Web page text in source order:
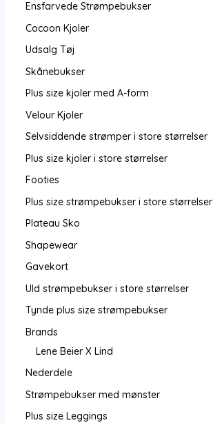
Ensfarvede Strømpebukser
Cocoon Kjoler
Udsalg Tøj
Skånebukser
Plus size kjoler med A-form
Velour Kjoler
Selvsiddende strømper i store størrelser
Plus size kjoler i store størrelser
Footies
Plus size strømpebukser i store størrelser
Plateau Sko
Shapewear
Gavekort
Uld strømpebukser i store størrelser
Tynde plus size strømpebukser
Brands
Lene Beier X Lind
Nederdele
Strømpebukser med mønster
Plus size Leggings